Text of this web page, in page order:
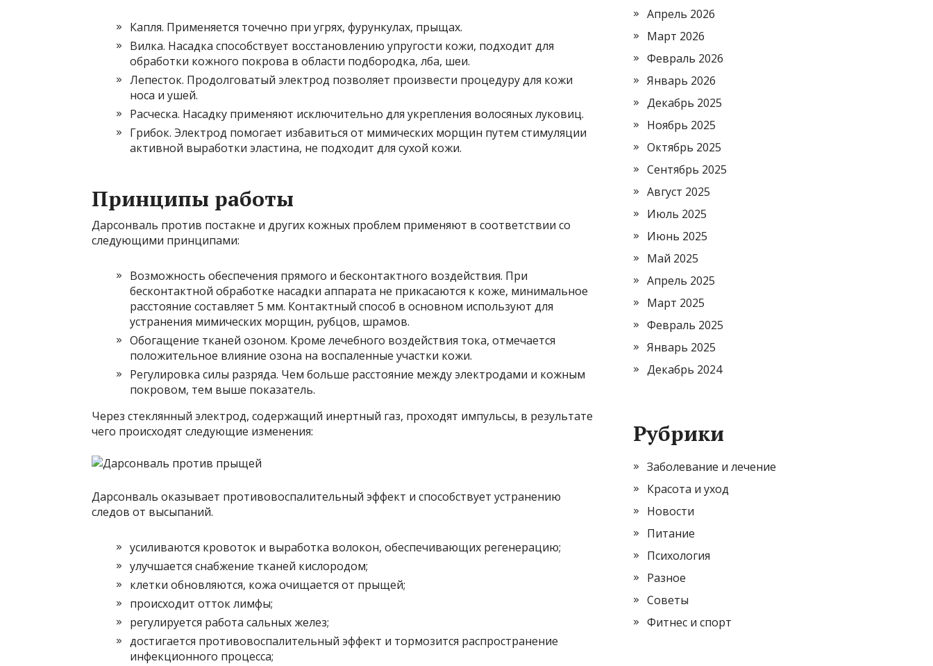
Капля. Применяется точечно при угрях, фурункулах, прыщах.
Вилка. Насадка способствует восстановлению упругости кожи, подходит для
обработки кожного покрова в области подбородка, лба, шеи.
Лепесток. Продолговатый электрод позволяет произвести процедуру для кожи
носа и ушей.
Расческа. Насадку применяют исключительно для укрепления волосяных луковиц.
Грибок. Электрод помогает избавиться от мимических морщин путем стимуляции
активной выработки эластина, не подходит для сухой кожи.
Принципы работы
Дарсонваль против постакне и других кожных проблем применяют в соответствии со
следующими принципами:
Возможность обеспечения прямого и бесконтактного воздействия. При
бесконтактной обработке насадки аппарата не прикасаются к коже, минимальное
расстояние составляет 5 мм. Контактный способ в основном используют для
устранения мимических морщин, рубцов, шрамов.
Обогащение тканей озоном. Кроме лечебного воздействия тока, отмечается
положительное влияние озона на воспаленные участки кожи.
Регулировка силы разряда. Чем больше расстояние между электродами и кожным
покровом, тем выше показатель.
Через стеклянный электрод, содержащий инертный газ, проходят импульсы, в результате
чего происходят следующие изменения:
Дарсонваль оказывает противовоспалительный эффект и способствует устранению
следов от высыпаний.
усиливаются кровоток и выработка волокон, обеспечивающих регенерацию;
улучшается снабжение тканей кислородом;
клетки обновляются, кожа очищается от прыщей;
происходит отток лимфы;
регулируется работа сальных желез;
достигается противовоспалительный эффект и тормозится распространение
инфекционного процесса;
Апрель 2026
Март 2026
Февраль 2026
Январь 2026
Декабрь 2025
Ноябрь 2025
Октябрь 2025
Сентябрь 2025
Август 2025
Июль 2025
Июнь 2025
Май 2025
Апрель 2025
Март 2025
Февраль 2025
Январь 2025
Декабрь 2024
Рубрики
Заболевание и лечение
Красота и уход
Новости
Питание
Психология
Разное
Советы
Фитнес и спорт